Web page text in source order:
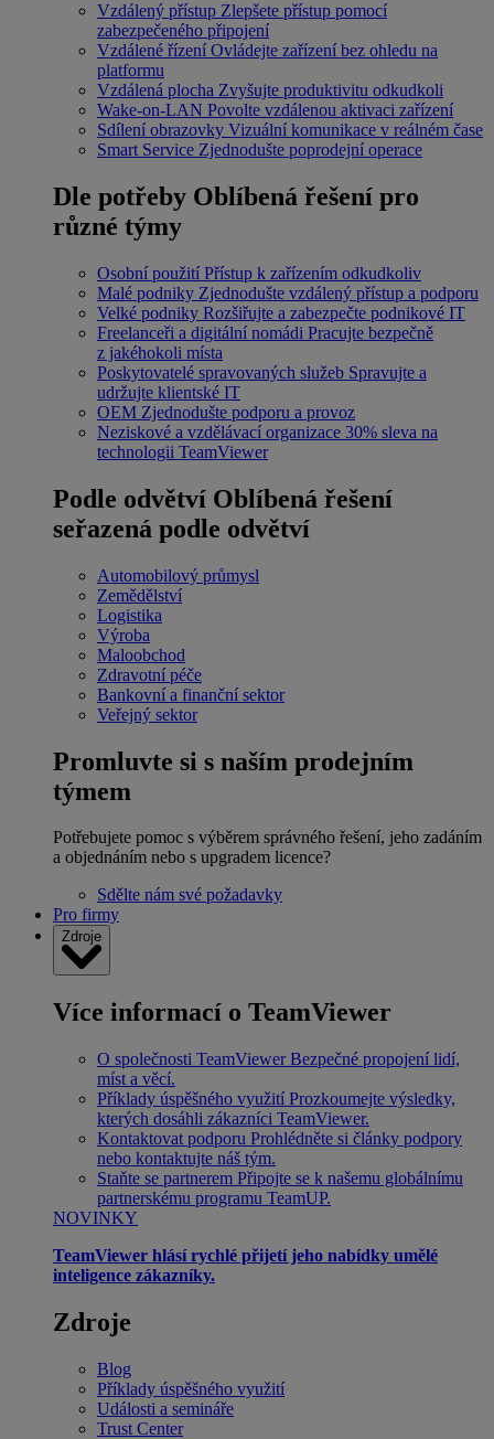
Vzdálený přístup Zlepšete přístup pomocí
zabezpečeného připojení
Vzdálené řízení Ovládejte zařízení bez ohledu na
platformu
Vzdálená plocha Zvyšujte produktivitu odkudkoli
Wake-on-LAN Povolte vzdálenou aktivaci zařízení
Sdílení obrazovky Vizuální komunikace v reálném čase
Smart Service Zjednodušte poprodejní operace
Dle potřeby Oblíbená řešení pro
různé týmy
Osobní použití Přístup k zařízením odkudkoliv
Malé podniky Zjednodušte vzdálený přístup a podporu
Velké podniky Rozšiřujte a zabezpečte podnikové IT
Freelanceři a digitální nomádi Pracujte bezpečně
z jakéhokoli místa
Poskytovatelé spravovaných služeb Spravujte a
udržujte klientské IT
OEM Zjednodušte podporu a provoz
Neziskové a vzdělávací organizace 30% sleva na
technologii TeamViewer
Podle odvětví Oblíbená řešení
seřazená podle odvětví
Automobilový průmysl
Zemědělství
Logistika
Výroba
Maloobchod
Zdravotní péče
Bankovní a finanční sektor
Veřejný sektor
Promluvte si s naším prodejním
týmem
Potřebujete pomoc s výběrem správného řešení, jeho zadáním
a objednáním nebo s upgradem licence?
Sdělte nám své požadavky
Pro firmy
Zdroje
Více informací o TeamViewer
O společnosti TeamViewer Bezpečné propojení lidí,
míst a věcí.
Příklady úspěšného využití Prozkoumejte výsledky,
kterých dosáhli zákazníci TeamViewer.
Kontaktovat podporu Prohlédněte si články podpory
nebo kontaktujte náš tým.
Staňte se partnerem Připojte se k našemu globálnímu
partnerskému programu TeamUP.
NOVINKY
TeamViewer hlásí rychlé přijetí jeho nabídky umělé
inteligence zákazníky.
Zdroje
Blog
Příklady úspěšného využití
Události a semináře
Trust Center